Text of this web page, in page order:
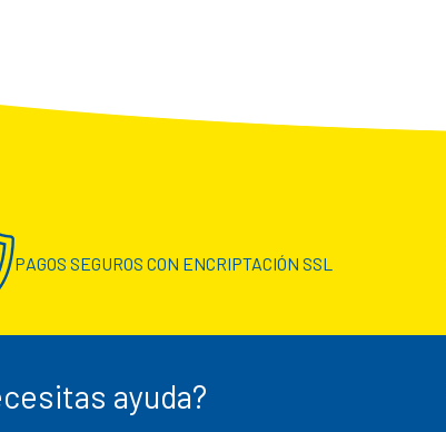
PAGOS SEGUROS CON ENCRIPTACIÓN SSL
ayuda?